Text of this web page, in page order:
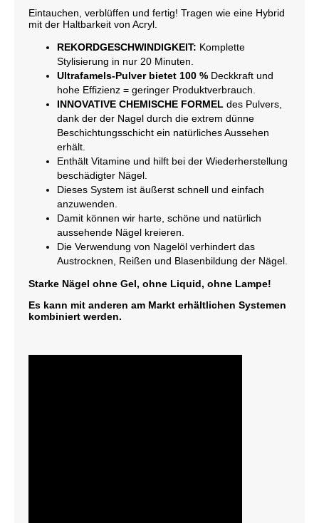
Eintauchen, verblüffen und fertig! Tragen wie eine Hybrid
mit der Haltbarkeit von Acryl.
REKORDGESCHWINDIGKEIT: Komplette
Stylisierung in nur 20 Minuten.
Ultrafamels-Pulver bietet 100 % Deckkraft und
hohe Effizienz = geringer Produktverbrauch.
INNOVATIVE CHEMISCHE FORMEL des Pulvers,
dank der der Nagel durch die extrem dünne
Beschichtungsschicht ein natürliches Aussehen
erhält.
Enthält Vitamine und hilft bei der Wiederherstellung
beschädigter Nägel.
Dieses System ist äußerst schnell und einfach
anzuwenden.
Damit können wir harte, schöne und natürlich
aussehende Nägel kreieren.
Die Verwendung von Nagelöl verhindert das
Austrocknen, Reißen und Blasenbildung der Nägel.
Starke Nägel ohne Gel, ohne Liquid, ohne Lampe!
Es kann mit anderen am Markt erhältlichen Systemen
kombiniert werden.